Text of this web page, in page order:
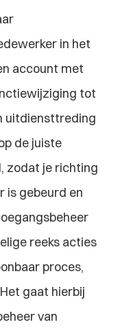
in het
account met
tot
uitdiensttreding
de juiste
zodat je richting
is gebeurd en
reeks acties
proces,
gaat hierbij
van